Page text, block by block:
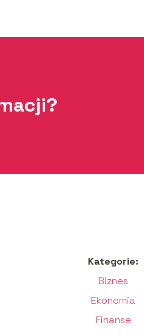
Kategorie:
Biznes
Ekonomia
Finanse